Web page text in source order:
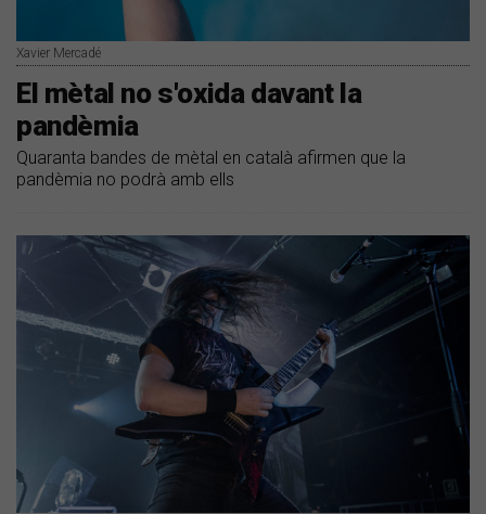
Xavier Mercadé
El mètal no s'oxida davant la
pandèmia
Quaranta bandes de mètal en català afirmen que la
pandèmia no podrà amb ells